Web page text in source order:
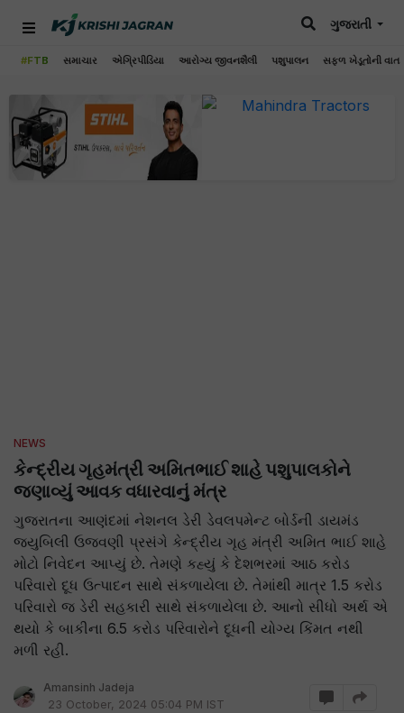
#FTB સમાચાર એગ્રિપીડિયા આરોગ્ય જીવનશૈલી પશુપાલન સફળ ખેડૂતોની વાત
ગુજરાતી
NEWS
કેન્દ્રીય ગૃહમંત્રી અમિતભાઈ શાહે પશુપાલકોને
જણાવ્યું આવક વધારવાનું મંત્ર
ગુજરાતના આણંદમાં નેશનલ ડેરી ડેવલપમેન્ટ બોર્ડની ડાયમંડ
જ્યુબિલી ઉજવણી પ્રસંગે કેન્દ્રીય ગૃહ મંત્રી અમિત ભાઈ શાહે
મોટો નિવેદન આપ્યું છે. તેમણે કહ્યું કે દેશભરમાં આઠ કરોડ
પરિવારો દૂધ ઉત્પાદન સાથે સંકળાયેલા છે. તેમાંથી માત્ર 1.5 કરોડ
પરિવારો જ ડેરી સહકારી સાથે સંકળાયેલા છે. આનો સીધો અર્થ એ
થયો કે બાકીના 6.5 કરોડ પરિવારોને દૂધની યોગ્ય કિંમત નથી
મળી રહી.
Amansinh Jadeja
23 October, 2024 05:04 PM IST